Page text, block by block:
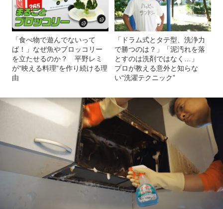
「食べ物で遊んでないって
ば！」なぜ魚やブロッコリー
を立たせるのか？ 平野レミ
が“映える料理”を作り続ける理
由
「ドラム式とタテ型、洗浄力
で勝つのは？」「泥汚れを落
とすのは洗剤ではなく…」
プロが教える意外と知らな
い“洗濯テクニック”